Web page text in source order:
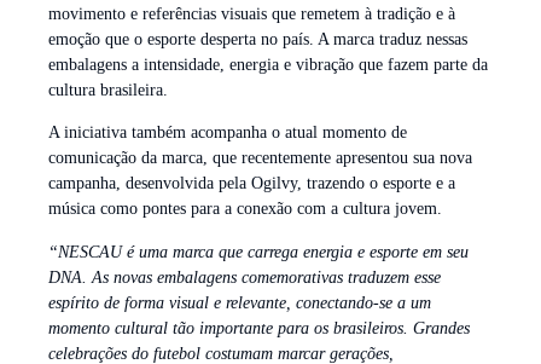
movimento e referências visuais que remetem à tradição e à
emoção que o esporte desperta no país. A marca traduz nessas
embalagens a intensidade, energia e vibração que fazem parte da
cultura brasileira.
A iniciativa também acompanha o atual momento de
comunicação da marca, que recentemente apresentou sua nova
campanha, desenvolvida pela Ogilvy, trazendo o esporte e a
música como pontes para a conexão com a cultura jovem.
“NESCAU é uma marca que carrega energia e esporte em seu
DNA. As novas embalagens comemorativas traduzem esse
espírito de forma visual e relevante, conectando-se a um
momento cultural tão importante para os brasileiros. Grandes
celebrações do futebol costumam marcar gerações,